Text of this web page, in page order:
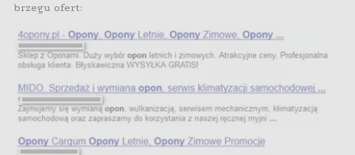
brzegu ofert: